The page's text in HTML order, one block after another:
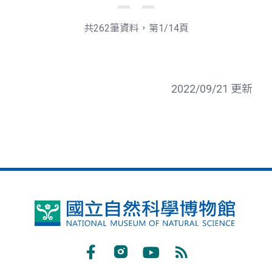
一
頁
後
一
共262筆資料，第1/14頁
2022/09/21 更新
國